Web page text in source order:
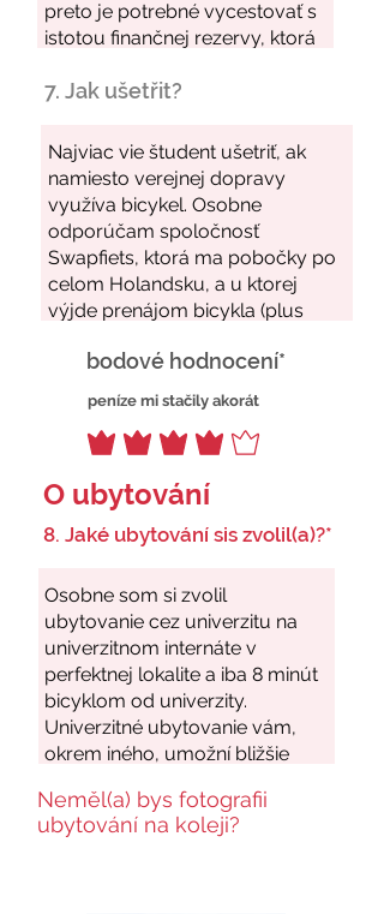
7. Jak ušetřit?
bodové hodnocení*
peníze mi stačily akorát
O ubytování
8. Jaké ubytování sis zvolil(a)?*
Neměl(a) bys fotografii
ubytování na koleji?